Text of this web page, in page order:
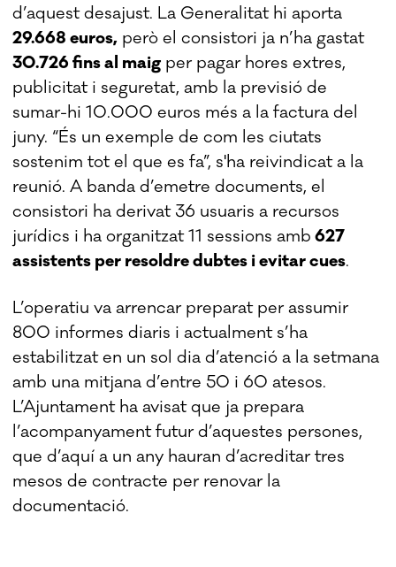
d’aquest desajust. La Generalitat hi aporta
29.668 euros, però el consistori ja n’ha gastat
30.726 fins al maig per pagar hores extres,
publicitat i seguretat, amb la previsió de
sumar-hi 10.000 euros més a la factura del
juny. “És un exemple de com les ciutats
sostenim tot el que es fa”, s'ha reivindicat a la
reunió. A banda d’emetre documents, el
consistori ha derivat 36 usuaris a recursos
jurídics i ha organitzat 11 sessions amb 627
assistents per resoldre dubtes i evitar cues.
L’operatiu va arrencar preparat per assumir
800 informes diaris i actualment s’ha
estabilitzat en un sol dia d’atenció a la setmana
amb una mitjana d’entre 50 i 60 atesos.
L’Ajuntament ha avisat que ja prepara
l’acompanyament futur d’aquestes persones,
que d’aquí a un any hauran d’acreditar tres
mesos de contracte per renovar la
documentació.